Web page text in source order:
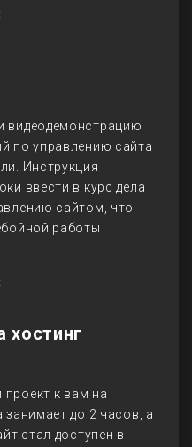
видеодемонстрацию
по управлению сайта
Инструкция
ввести в курс дела
сайтом, что
работы
хостинг
к вам на
занимает до 2 часов, а
стал доступен в